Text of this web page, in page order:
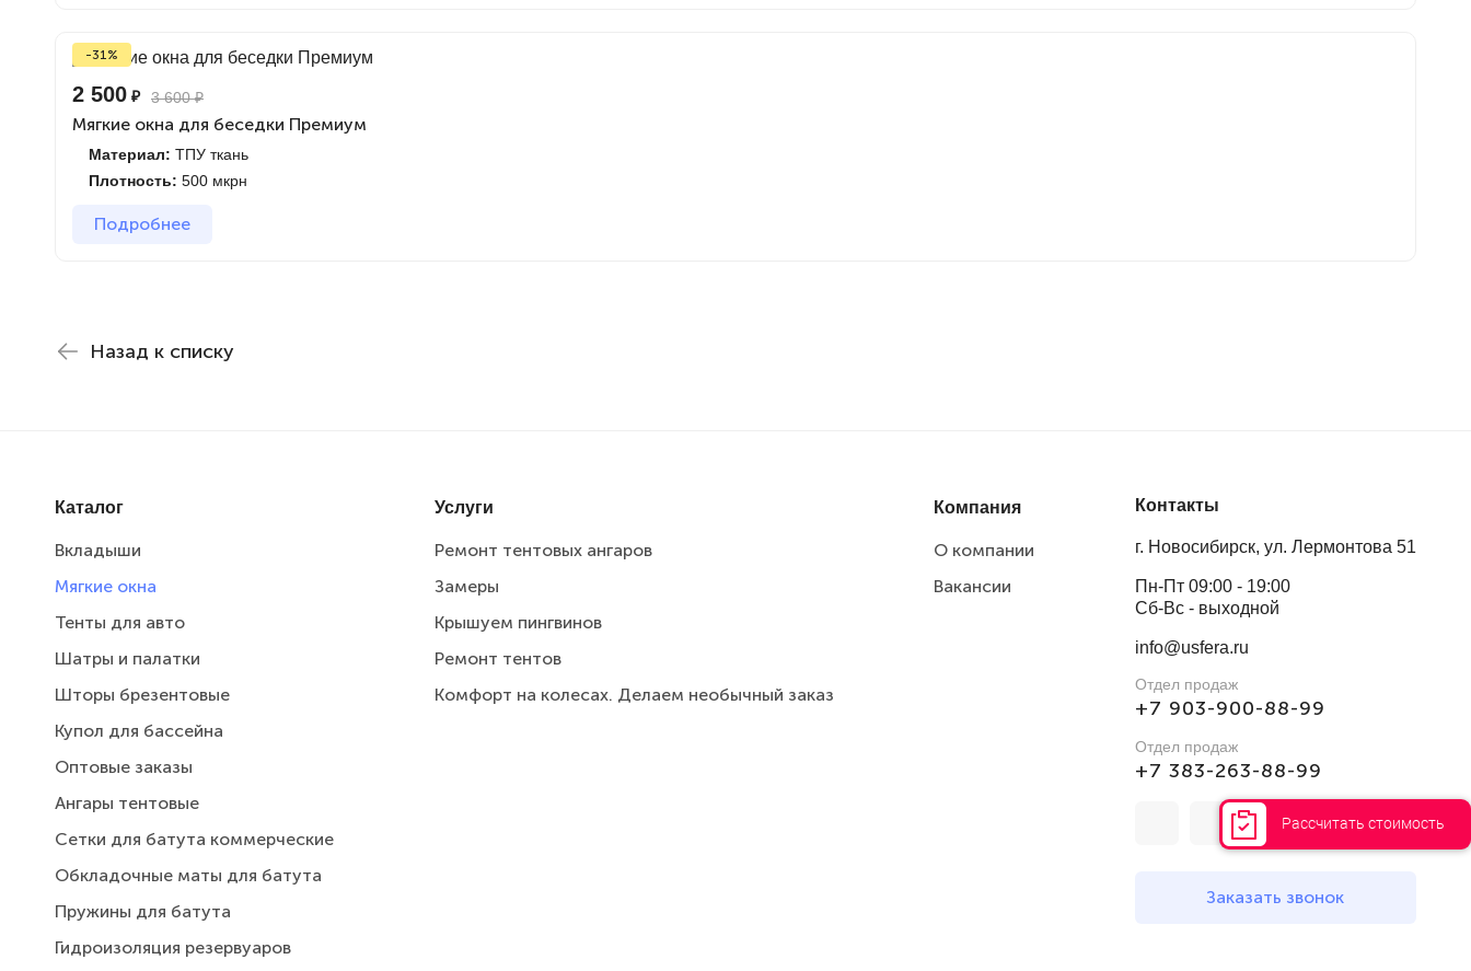
-31%
2 500 ₽ 3 600₽
Мягкие окна для беседки Премиум
Материал: ТПУ ткань
Плотность: 500 мкрн
Подробнее
Назад к списку
Каталог
Вкладыши
Мягкие окна
Тенты для авто
Шатры и палатки
Шторы брезентовые
Купол для бассейна
Оптовые заказы
Ангары тентовые
Сетки для батута коммерческие
Обкладочные маты для батута
Пружины для батута
Гидроизоляция резервуаров
Услуги
Ремонт тентовых ангаров
Замеры
Крышуем пингвинов
Ремонт тентов
Комфорт на колесах. Делаем необычный заказ
Компания
О компании
Вакансии
Контакты
г. Новосибирск, ул. Лермонтова 51
Пн-Пт 09:00 - 19:00
Сб-Вс - выходной
info@usfera.ru
Отдел продаж
+7 903-900-88-99
Отдел продаж
+7 383-263-88-99
Заказать звонок
Рассчитать стоимость